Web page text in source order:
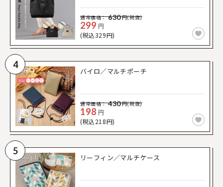
通常価格： 630円(税抜)
299 円
(税込329円)
4
バイロ／マルチポーチ
通常価格： 430円(税抜)
198 円
(税込218円)
5
リーフィン／マルチケース